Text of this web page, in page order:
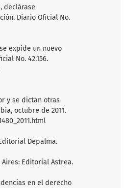
declárase
Diario Oficial No.
expide un nuevo
No. 42.156.
y se dictan otras
octubre de 2011.
Depalma.
Aires: Editorial Astrea.
en el derecho